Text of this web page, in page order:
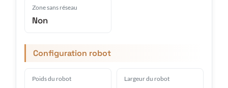
Zone sans réseau
Non
Configuration robot
Poids du robot Largeur du robot